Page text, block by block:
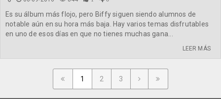
Es su álbum más flojo, pero Biffy siguen siendo alumnos de
notable aún en su hora más baja. Hay varios temas disfrutables
en uno de esos días en que no tienes muchas gana...
LEER MÁS
1 2 3